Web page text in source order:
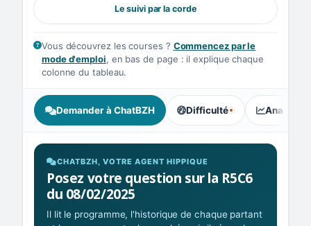
Le suivi par la corde
Vous découvrez les courses ? Commencez par le
mode d'emploi, en bas de page : il explique chaque
colonne du tableau.
Demander à ChatBZH Difficulté
, tendance des parieurs :
Analyse
CHATBZH, VOTRE AGENT HIPPIQUE
Posez votre question sur la R5C6
du 08/02/2025
Il lit le programme, l'historique de chaque partant